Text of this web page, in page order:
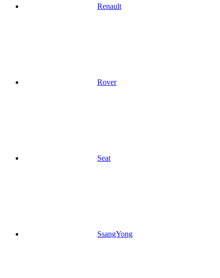
Renault
Rover
Seat
SsangYong